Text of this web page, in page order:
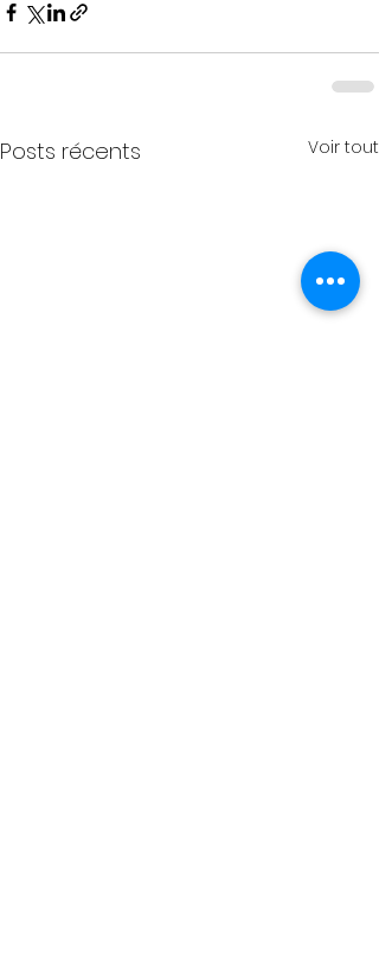
Posts récents Voir tout